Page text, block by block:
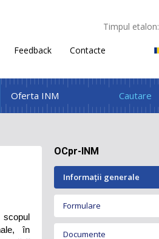
Timpul etalon:
Feedback Contacte
Oferta INM
în
OCpr-INM
Informații generale
Formulare
Documente